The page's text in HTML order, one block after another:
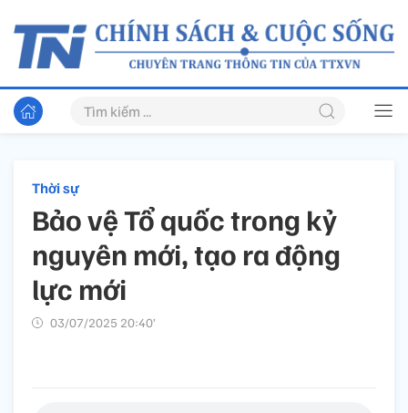
Thời sự
Bảo vệ Tổ quốc trong kỷ
nguyên mới, tạo ra động
lực mới
03/07/2025 20:40’